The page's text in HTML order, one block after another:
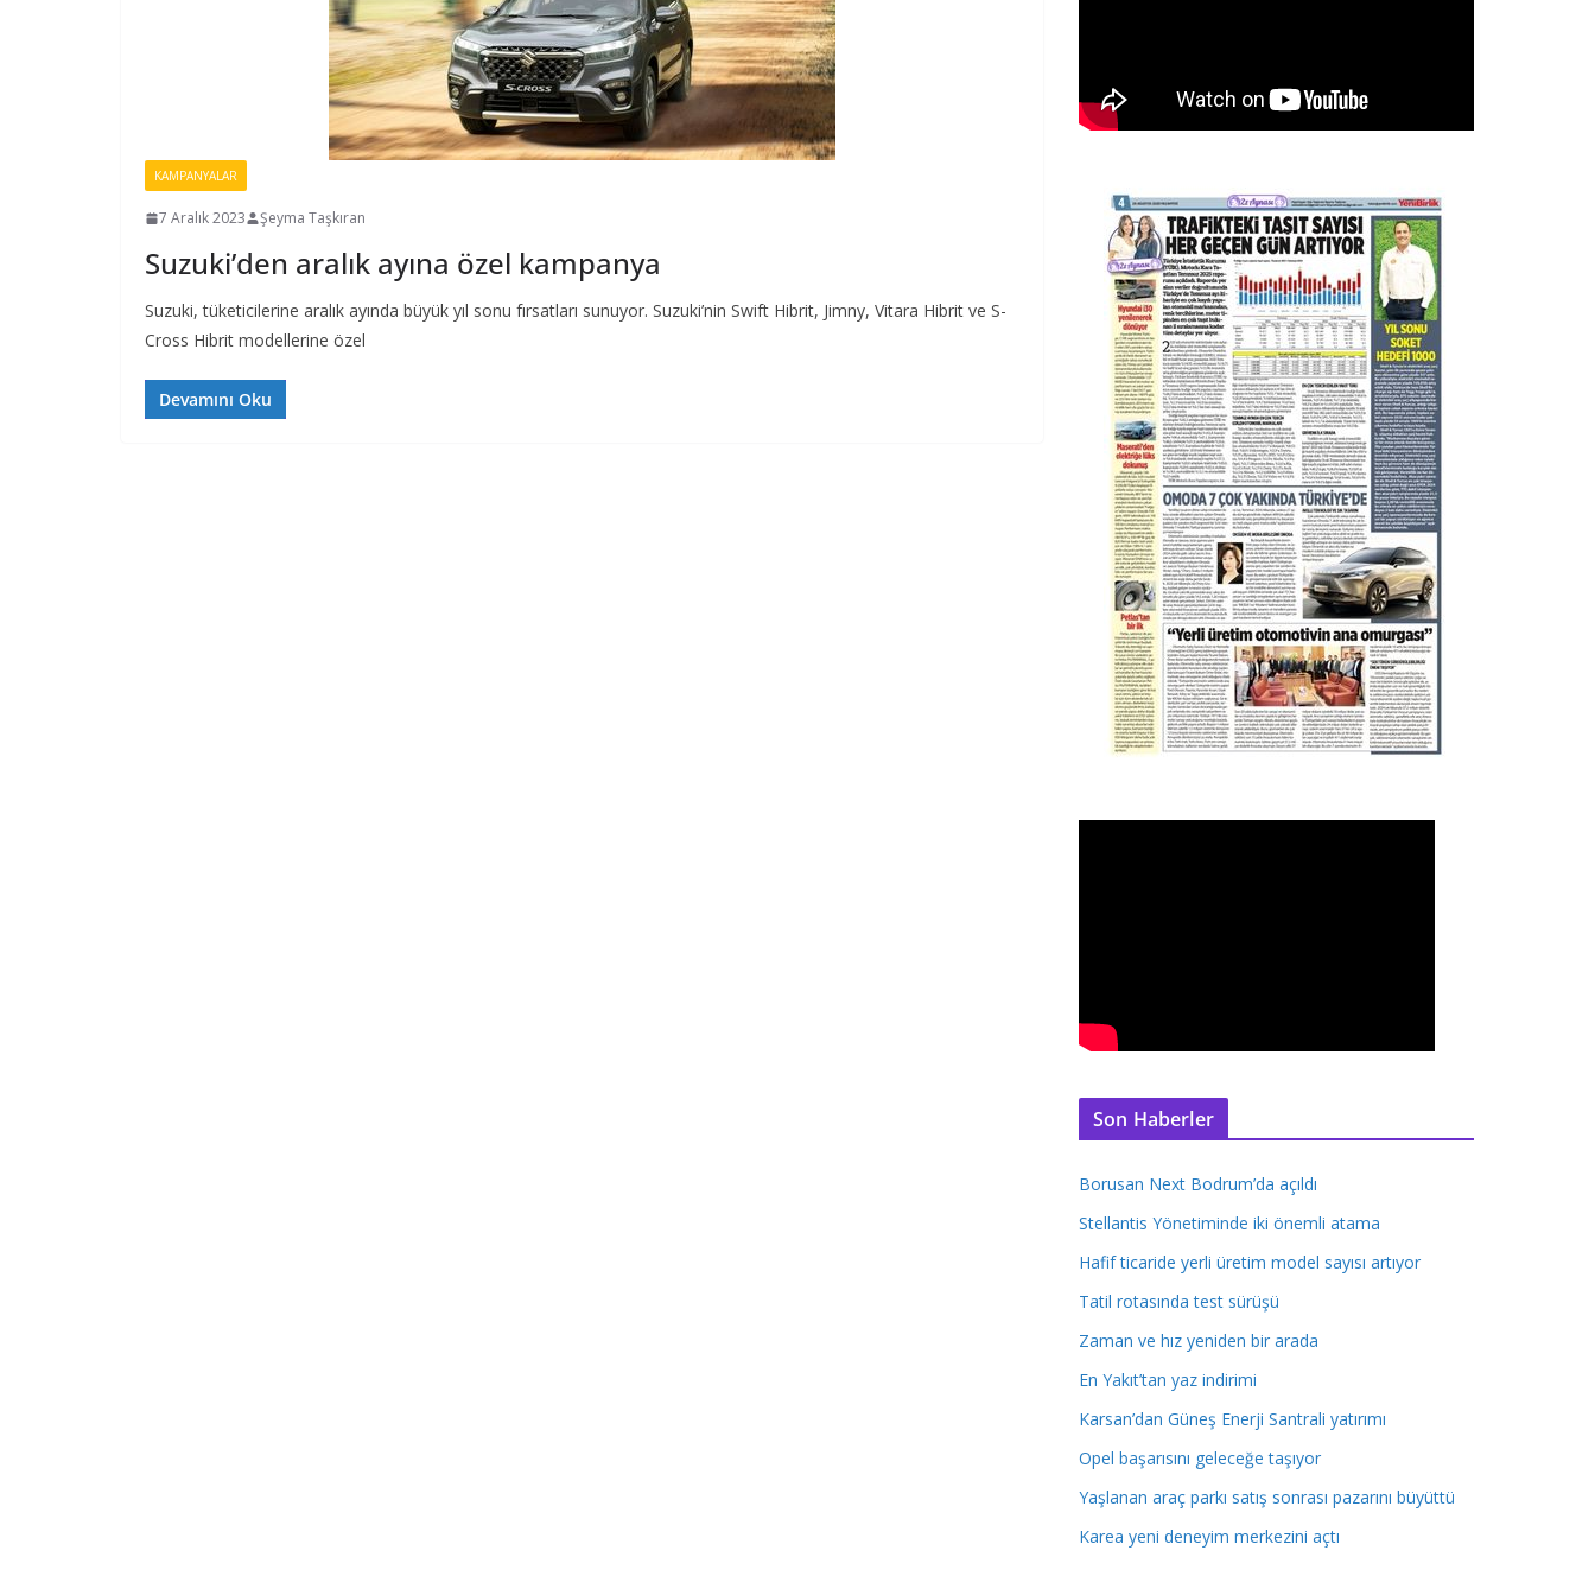
KAMPANYALAR
7 Aralık 2023 Şeyma Taşkıran
Suzuki’den aralık ayına özel kampanya
Suzuki, tüketicilerine aralık ayında büyük yıl sonu fırsatları sunuyor. Suzuki’nin Swift Hibrit, Jimny, Vitara Hibrit ve S-
Cross Hibrit modellerine özel
Devamını Oku
Son Haberler
Borusan Next Bodrum’da açıldı
Stellantis Yönetiminde iki önemli atama
Hafif ticaride yerli üretim model sayısı artıyor
Tatil rotasında test sürüşü
Zaman ve hız yeniden bir arada
En Yakıt’tan yaz indirimi
Karsan’dan Güneş Enerji Santrali yatırımı
Opel başarısını geleceğe taşıyor
Yaşlanan araç parkı satış sonrası pazarını büyüttü
Karea yeni deneyim merkezini açtı